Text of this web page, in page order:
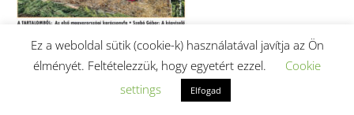
2021. decemberi szám letöltése (PDF).
Ez a weboldal sütik (cookie-k) használatával javítja az Ön
élményét. Feltételezzük, hogy egyetért ezzel.
Cookie
settings
Elfogad